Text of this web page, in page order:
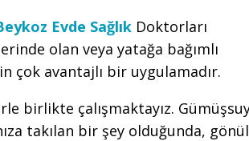
Evde Sağlık Doktorları
olan veya yatağa bağımlı
çok avantajlı bir uygulamadır.
birlikte çalışmaktayız.
takılan bir şey olduğunda, gönül